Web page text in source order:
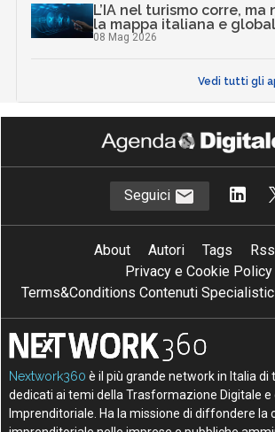
L’IA nel turismo corre,
la mappa italiana e
08 Mag 2026
Vedi tutti gli
Seguici
About Autori Tags
Privacy e Cookie Policy
Terms&Conditions Contenuti
Nextwork360 è il più grande network in Italia di
dedicati ai temi della Trasformazione Digitale e
Imprenditoriale. Ha la missione di diffondere la